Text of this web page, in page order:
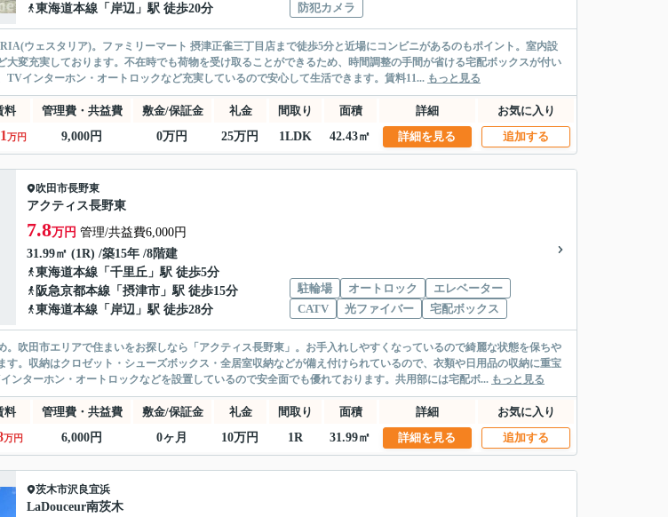
東海道本線 「 岸辺 」駅 徒歩20分
防犯カメラ
ウェスタリア)。ファミリーマート 摂津正雀三丁目店まで徒歩5分と近場にコンビニがあるのもポイント。室内設
大変充実しております。不在時でも荷物を受け取ることができるため、時間調整の手間が省ける宅配ボックスが付い
TVインターホン・オートロックなど充実しているので安心して生活できます。賃料11... もっと見る
料 管理費・共益費 敷金/保証金 礼金 間取り 面積 詳細
お気に入り
万円 9,000円 0万円 25万円 1LDK 42.43㎡ 詳細を見る 追加する
吹田市長野東
アクティス長野東
7.8万円 管理/共益費6,000円
31.99㎡ (1R) /築15年 /8階建
東海道本線 「 千里丘 」駅 徒歩5分
阪急京都本線 「 摂津市 」駅 徒歩15分
東海道本線 「 岸辺 」駅 徒歩28分
駐輪場 オートロック
エレベーター
CATV
光ファイバー 宅配ボックス
。吹田市エリアで住まいをお探しなら「アクティス長野東」。お手入れしやすくなっているので綺麗な状態を保ちや
す。収納はクロゼット・シューズボックス・全居室収納などが備え付けられているので、衣類や日用品の収納に重宝
ンターホン・オートロックなどを設置しているので安全面でも優れております。共用部には宅配ボ... もっと見る
料 管理費・共益費 敷金/保証金 礼金 間取り 面積 詳細
お気に入り
万円 6,000円 0ヶ月 10万円 1R 31.99㎡ 詳細を見る 追加する
茨木市沢良宜浜
LaDouceur南茨木